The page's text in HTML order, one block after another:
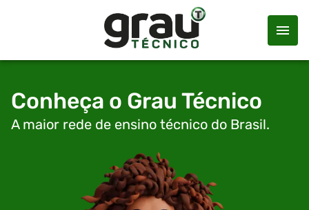
Conheça o Grau Técnico
A maior rede de ensino técnico do Brasil.